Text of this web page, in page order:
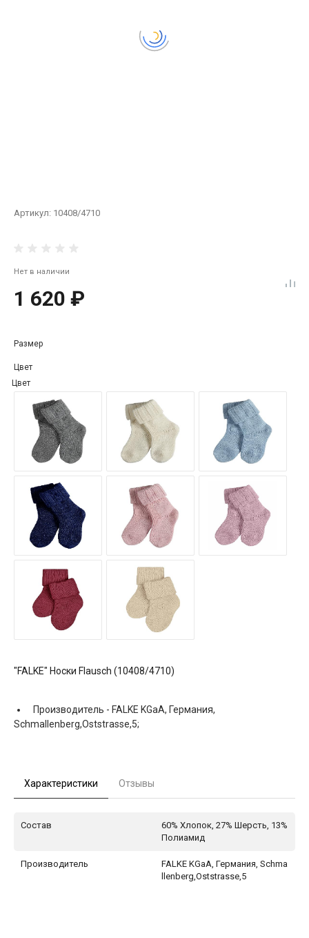
Артикул: 10408/4710
Нет в наличии
1 620 ₽
Размер
Цвет
Цвет
"FALKE" Носки Flausch (10408/4710)
Производитель - FALKE KGaA, Германия,
Schmallenberg,Oststrasse,5;
Характеристики Отзывы
Состав
60% Хлопок, 27% Шерсть, 13%
Полиамид
Производитель
FALKE KGaA, Германия, Schma
llenberg,Oststrasse,5